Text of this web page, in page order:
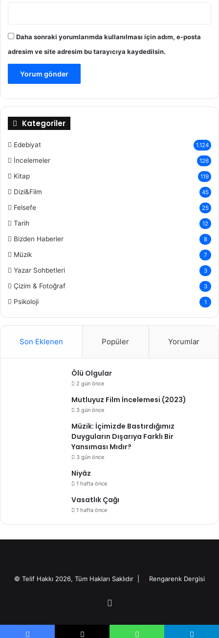
Daha sonraki yorumlarımda kullanılması için adım, e-posta
adresim ve site adresim bu tarayıcıya kaydedilsin.
Kategoriler
Edebiyat 1.124
İncelemeler 126
Kitap 119
Dizi&Film 45
Felsefe 25
Tarih 12
Bizden Haberler 8
Müzik 7
Yazar Sohbetleri 3
Çizim & Fotoğraf 3
Psikoloji 1
Son Eklenen Popüler Yorumlar
Ölü Olgular
2 gün önce
Mutluyuz Film İncelemesi (2023)
3 gün önce
Müzik: İçimizde Bastırdığımız
Duyguların Dışarıya Farklı Bir
Yansıması Mıdır?
3 gün önce
Niyâz
1 hafta önce
Vasatlık Çağı
1 hafta önce
© Telif Hakkı 2026, Tüm Hakları Saklıdır | Rengarenk Dergisi